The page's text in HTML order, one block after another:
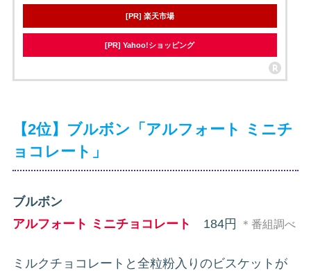
[PR] 楽天市場
[PR] Yahoo!ショッピング
【2位】ブルボン「アルフォート ミニチ
ョコレート」
ブルボン
アルフォート ミニチョコレート
184円 ＊番組調べ
ミルクチョコレートと全粒粉入りのビスケットが